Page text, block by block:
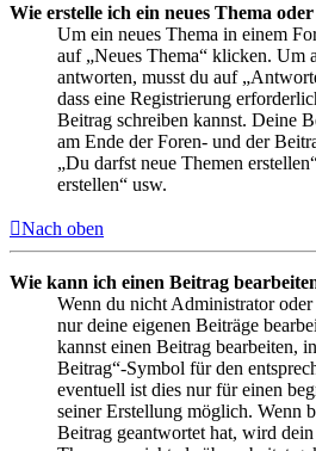
Wie erstelle ich ein neues Thema
Um ein neues Thema in einem
auf „Neues Thema“ klicken. Um
antworten, musst du auf
dass eine Registrierung
Beitrag schreiben kannst. Deine
am Ende der Foren- und der
„Du darfst neue Themen
erstellen“ usw.
Nach oben
Wie kann ich einen Beitrag
Wenn du nicht Administrator
nur deine eigenen Beiträge
kannst einen Beitrag bearbeiten,
Beitrag“-Symbol für den
eventuell ist dies nur für einen
seiner Erstellung möglich. Wenn
Beitrag geantwortet hat, wird